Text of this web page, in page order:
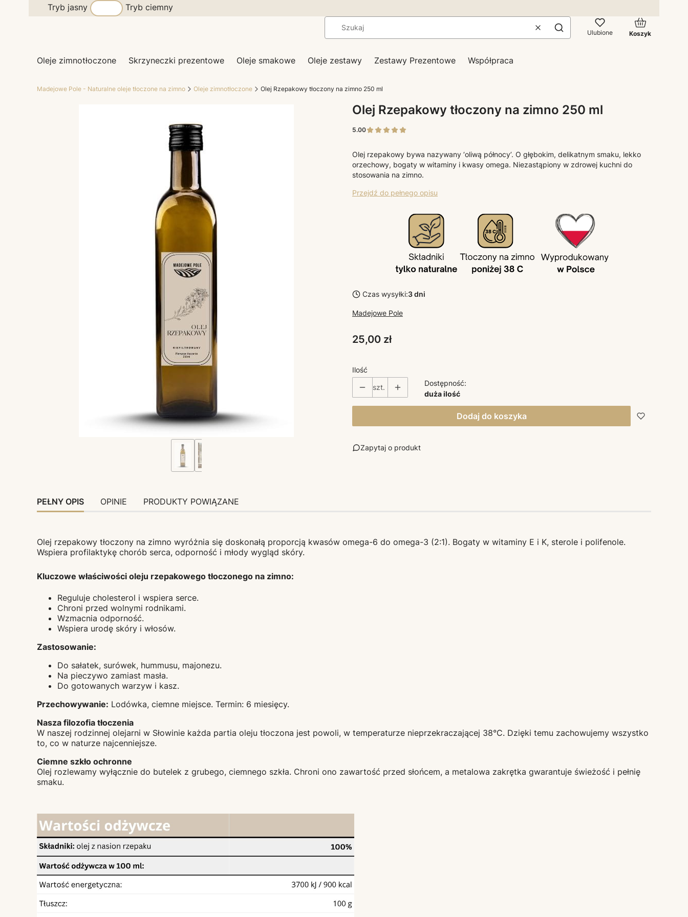
Tryb jasny Tryb ciemny
WyczyśćSzukaj Ulubione
Produkty w
Koszyk
Oleje zimnotłoczone Skrzyneczki prezentowe Oleje smakowe Oleje zestawy Zestawy Prezentowe Współpraca
Madejowe Pole - Naturalne oleje tłoczone na zimno Oleje zimnotłoczone Olej Rzepakowy tłoczony na zimno 250 ml
Olej Rzepakowy tłoczony na zimno 250 ml
5.00
Olej rzepakowy bywa nazywany ‘oliwą północy’. O głębokim, delikatnym smaku, lekko
orzechowy, bogaty w witaminy i kwasy omega. Niezastąpiony w zdrowej kuchni do
stosowania na zimno.
Przejdź do pełnego opisu
Czas wysyłki:3 dni
Madejowe Pole
Cena
25,00 zł
Ilość
szt.
Dostępność:
duża ilość
Dodaj do koszyka
Zapytaj o produkt
PEŁNY OPIS OPINIE PRODUKTY POWIĄZANE
Olej rzepakowy tłoczony na zimno wyróżnia się doskonałą proporcją kwasów omega-6 do omega-3 (2:1). Bogaty w witaminy E i K, sterole i polifenole.
Wspiera profilaktykę chorób serca, odporność i młody wygląd skóry.
Kluczowe właściwości oleju rzepakowego tłoczonego na zimno:
Reguluje cholesterol i wspiera serce.
Chroni przed wolnymi rodnikami.
Wzmacnia odporność.
Wspiera urodę skóry i włosów.
Zastosowanie:
Do sałatek, surówek, hummusu, majonezu.
Na pieczywo zamiast masła.
Do gotowanych warzyw i kasz.
Przechowywanie: Lodówka, ciemne miejsce. Termin: 6 miesięcy.
Nasza filozofia tłoczenia
W naszej rodzinnej olejarni w Słowinie każda partia oleju tłoczona jest powoli, w temperaturze nieprzekraczającej 38°C. Dzięki temu zachowujemy wszystko
to, co w naturze najcenniejsze.
Ciemne szkło ochronne
Olej rozlewamy wyłącznie do butelek z grubego, ciemnego szkła. Chroni ono zawartość przed słońcem, a metalowa zakrętka gwarantuje świeżość i pełnię
smaku.